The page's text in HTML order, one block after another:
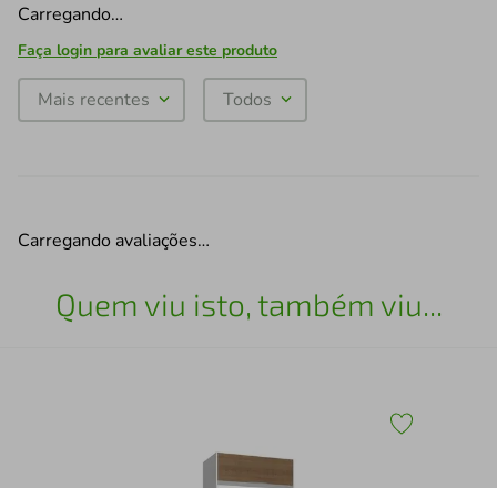
Carregando…
Faça login para avaliar este produto
Mais recentes Todos
Carregando avaliações…
Quem viu isto, também viu...